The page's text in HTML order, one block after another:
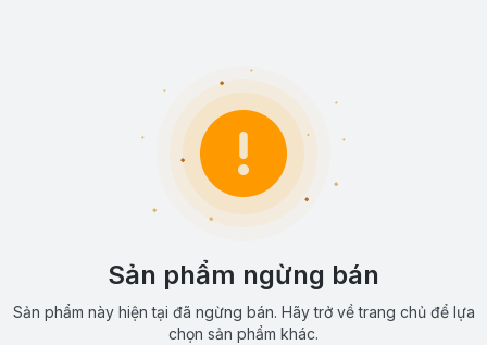
Sản phẩm ngừng bán
Sản phẩm này hiện tại đã ngừng bán. Hãy trở về trang chủ để lựa
chọn sản phẩm khác.